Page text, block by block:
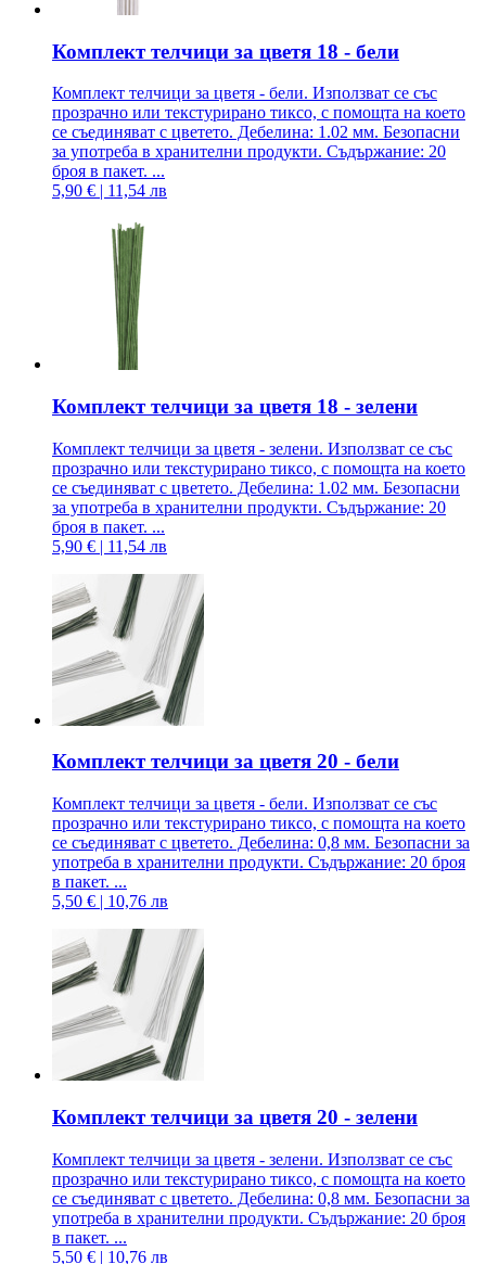
Комплект телчици за цветя 18 - бели
Комплект телчици за цветя - бели. Използват се със
прозрачно или текстурирано тиксо, с помощта на което
се съединяват с цветето. Дебелина: 1.02 мм. Безопасни
за употреба в хранителни продукти. Съдържание: 20
броя в пакет. ...
5,90 € | 11,54 лв
Комплект телчици за цветя 18 - зелени
Комплект телчици за цветя - зелени. Използват се със
прозрачно или текстурирано тиксо, с помощта на което
се съединяват с цветето. Дебелина: 1.02 мм. Безопасни
за употреба в хранителни продукти. Съдържание: 20
броя в пакет. ...
5,90 € | 11,54 лв
Комплект телчици за цветя 20 - бели
Комплект телчици за цветя - бели. Използват се със
прозрачно или текстурирано тиксо, с помощта на което
се съединяват с цветето. Дебелина: 0,8 мм. Безопасни за
употреба в хранителни продукти. Съдържание: 20 броя
в пакет. ...
5,50 € | 10,76 лв
Комплект телчици за цветя 20 - зелени
Комплект телчици за цветя - зелени. Използват се със
прозрачно или текстурирано тиксо, с помощта на което
се съединяват с цветето. Дебелина: 0,8 мм. Безопасни за
употреба в хранителни продукти. Съдържание: 20 броя
в пакет. ...
5,50 € | 10,76 лв